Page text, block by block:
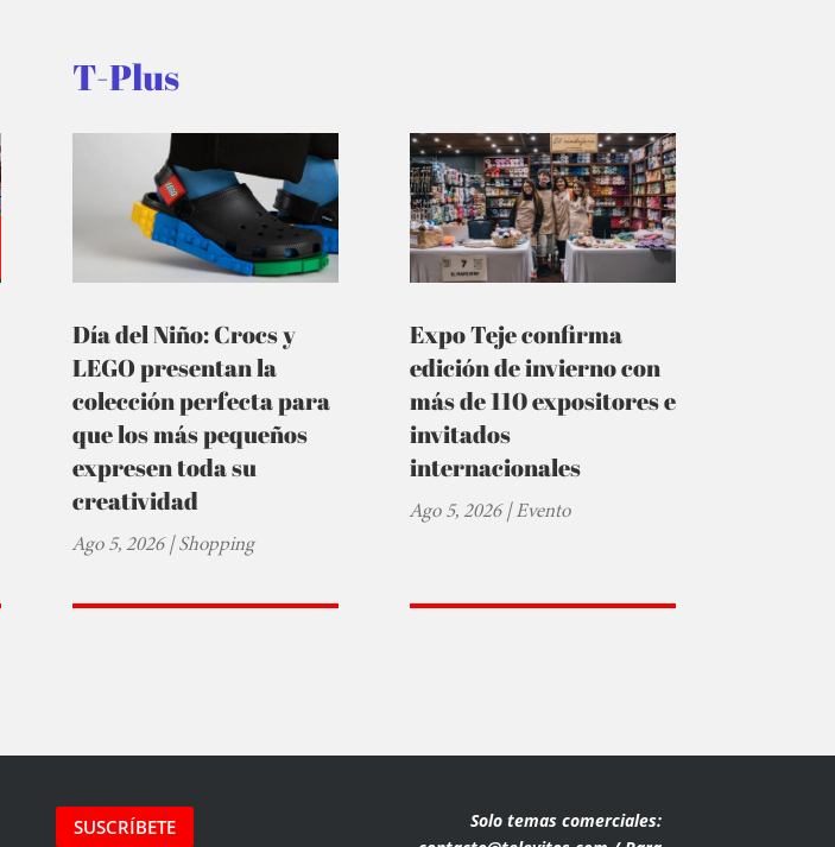
T-Plus
Día del Niño: Crocs y
LEGO presentan la
colección perfecta para
que los más pequeños
expresen toda su
creatividad
Ago 5, 2026|Shopping
Expo Teje confirma
edición de invierno con
más de 110 expositores e
invitados
internacionales
Ago 5, 2026|Evento
SUSCRÍBETE
Solo temas comerciales: